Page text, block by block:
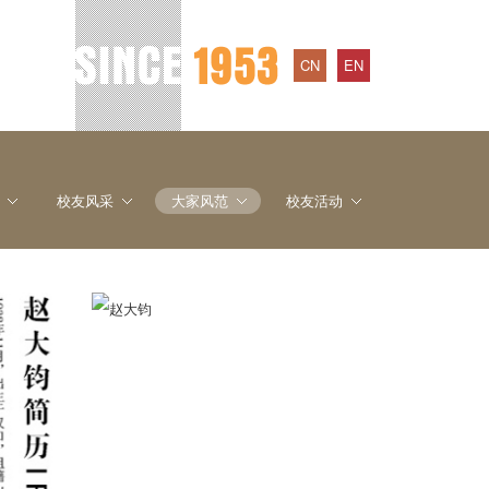
CN EN
校友风采 大家风范 校友活动